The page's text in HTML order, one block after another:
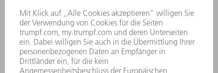
VORSTAND
GESCHÄFTSBERICHT
UNTERNEHMENSGRUNDSÄTZE
COMPLIANCE
HINWEISGEBERSYSTEM
SECURITY